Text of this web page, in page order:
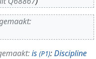
is (P1):Discipline